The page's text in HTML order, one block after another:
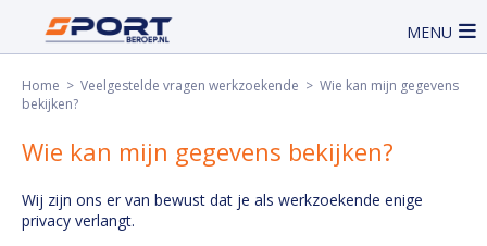
MENU
Home > Veelgestelde vragen werkzoekende > Wie kan mijn gegevens
bekijken?
Wie kan mijn gegevens bekijken?
Wij zijn ons er van bewust dat je als werkzoekende enige
privacy verlangt.